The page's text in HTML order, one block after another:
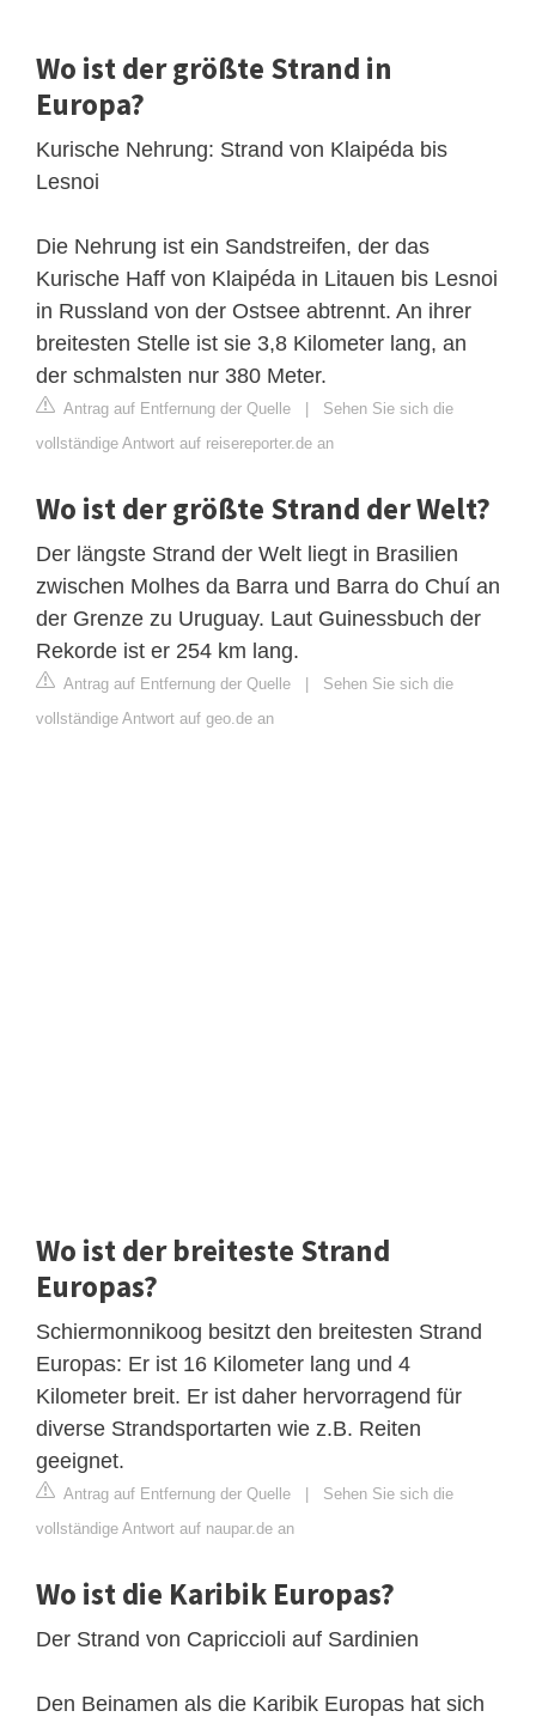
Wo ist der größte Strand in
Europa?
Kurische Nehrung: Strand von Klaipéda bis
Lesnoi
Die Nehrung ist ein Sandstreifen, der das
Kurische Haff von Klaipéda in Litauen bis Lesnoi
in Russland von der Ostsee abtrennt. An ihrer
breitesten Stelle ist sie 3,8 Kilometer lang, an
der schmalsten nur 380 Meter.
Antrag auf Entfernung der Quelle
Sehen Sie sich die
vollständige Antwort auf reisereporter.de an
Wo ist der größte Strand der Welt?
Der längste Strand der Welt liegt in Brasilien
zwischen Molhes da Barra und Barra do Chuí an
der Grenze zu Uruguay. Laut Guinessbuch der
Rekorde ist er 254 km lang.
Antrag auf Entfernung der Quelle
Sehen Sie sich die
vollständige Antwort auf geo.de an
Wo ist der breiteste Strand
Europas?
Schiermonnikoog besitzt den breitesten Strand
Europas: Er ist 16 Kilometer lang und 4
Kilometer breit. Er ist daher hervorragend für
diverse Strandsportarten wie z.B. Reiten
geeignet.
Antrag auf Entfernung der Quelle
Sehen Sie sich die
vollständige Antwort auf naupar.de an
Wo ist die Karibik Europas?
Der Strand von Capriccioli auf Sardinien
Den Beinamen als die Karibik Europas hat sich